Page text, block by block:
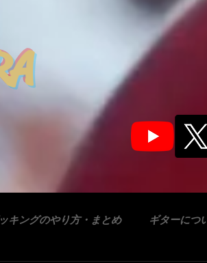
キングのやり方・まとめ ギターにつ